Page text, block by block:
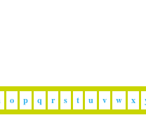
o p q r s t u v w x